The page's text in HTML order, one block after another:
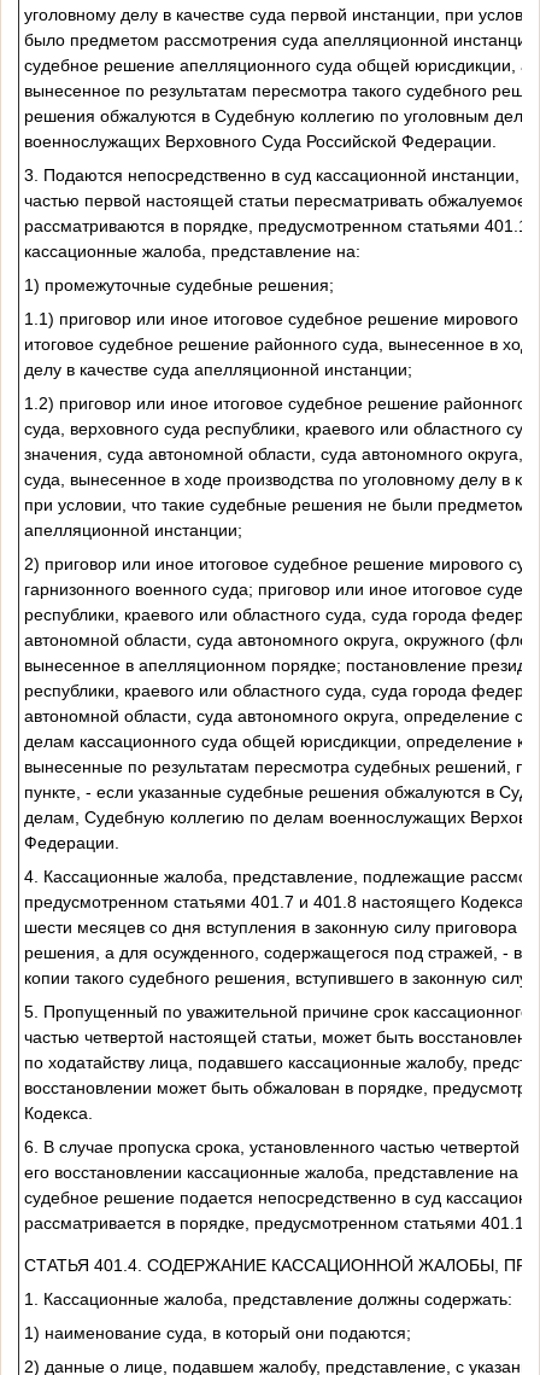
уголовному делу в качестве суда первой инстанции, при
было предметом рассмотрения суда апелляционной
судебное решение апелляционного суда общей юрисдикции,
вынесенное по результатам пересмотра такого судебного
решения обжалуются в Судебную коллегию по уголовным
военнослужащих Верховного Суда Российской Федерации.
3. Подаются непосредственно в суд кассационной инстанции,
частью первой настоящей статьи пересматривать обжалуемое
рассматриваются в порядке, предусмотренном статьями
кассационные жалоба, представление на:
1) промежуточные судебные решения;
1.1) приговор или иное итоговое судебное решение мирового
итоговое судебное решение районного суда, вынесенное в
делу в качестве суда апелляционной инстанции;
1.2) приговор или иное итоговое судебное решение районного
суда, верховного суда республики, краевого или областного
значения, суда автономной области, суда автономного округа,
суда, вынесенное в ходе производства по уголовному делу в
при условии, что такие судебные решения не были предметом
апелляционной инстанции;
2) приговор или иное итоговое судебное решение мирового
гарнизонного военного суда; приговор или иное итоговое
республики, краевого или областного суда, суда города
автономной области, суда автономного округа, окружного
вынесенное в апелляционном порядке; постановление
республики, краевого или областного суда, суда города
автономной области, суда автономного округа, определение
делам кассационного суда общей юрисдикции, определение
вынесенные по результатам пересмотра судебных решений,
пункте, - если указанные судебные решения обжалуются в
делам, Судебную коллегию по делам военнослужащих
Федерации.
4. Кассационные жалоба, представление, подлежащие
предусмотренном статьями 401.7 и 401.8 настоящего Кодекса,
шести месяцев со дня вступления в законную силу приговора
решения, а для осужденного, содержащегося под стражей, - в
копии такого судебного решения, вступившего в законную силу.
5. Пропущенный по уважительной причине срок кассационного
частью четвертой настоящей статьи, может быть восстановлен
по ходатайству лица, подавшего кассационные жалобу,
восстановлении может быть обжалован в порядке,
Кодекса.
6. В случае пропуска срока, установленного частью четвертой
его восстановлении кассационные жалоба, представление на
судебное решение подается непосредственно в суд
рассматривается в порядке, предусмотренном статьями
СТАТЬЯ 401.4. СОДЕРЖАНИЕ КАССАЦИОННОЙ ЖАЛОБЫ,
1. Кассационные жалоба, представление должны содержать:
1) наименование суда, в который они подаются;
2) данные о лице, подавшем жалобу, представление, с